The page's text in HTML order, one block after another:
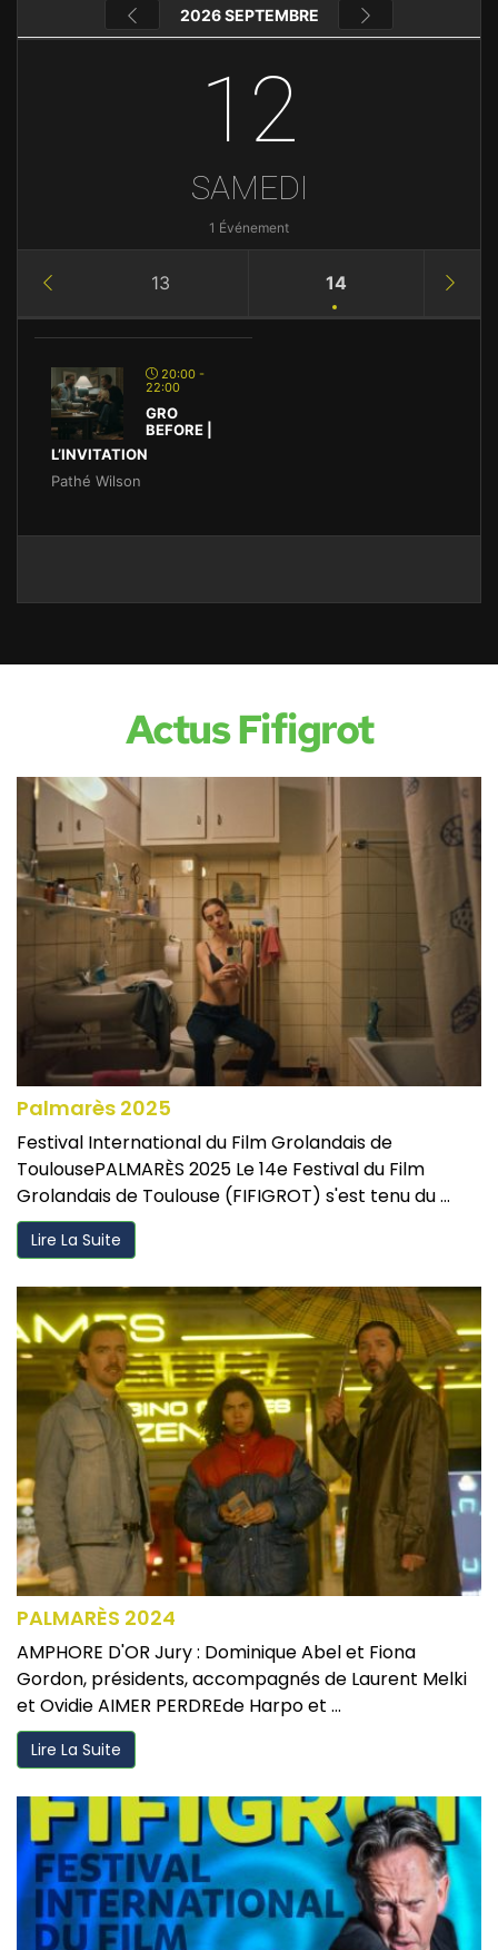
2026 SEPTEMBRE
12
SAMEDI
1 Événement
13 14
20:00 -
22:00
GRO
BEFORE |
L’INVITATION
Pathé Wilson
Actus Fifigrot
Palmarès 2025
Festival International du Film Grolandais de
ToulousePALMARÈS 2025 Le 14e Festival du Film
Grolandais de Toulouse (FIFIGROT) s'est tenu du ...
Lire La Suite
PALMARÈS 2024
AMPHORE D'OR Jury : Dominique Abel et Fiona
Gordon, présidents, accompagnés de Laurent Melki
et Ovidie AIMER PERDREde Harpo et ...
Lire La Suite